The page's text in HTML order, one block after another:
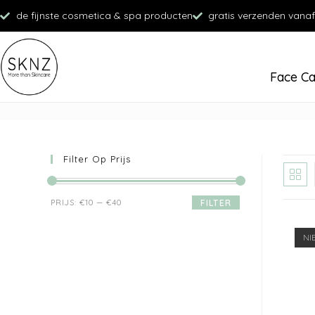
de fijnste cosmetica & spa producten gratis verzenden
Face
Filter Op Prijs
FILTER
PRIJS: €10 — €40